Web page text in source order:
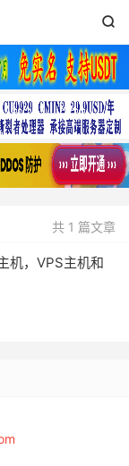

共 1 篇文章
机，VPS主机和